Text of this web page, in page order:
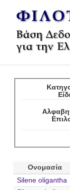
Ονομασία
Silene oligantha